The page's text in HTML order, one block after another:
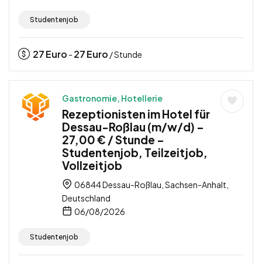
Studentenjob
27Euro - 27Euro / Stunde
Gastronomie, Hotellerie
Rezeptionisten im Hotel für
Dessau-Roßlau (m/w/d) –
27,00 € / Stunde –
Studentenjob, Teilzeitjob,
Vollzeitjob
06844 Dessau-Roßlau, Sachsen-Anhalt,
Deutschland
06/08/2026
Studentenjob